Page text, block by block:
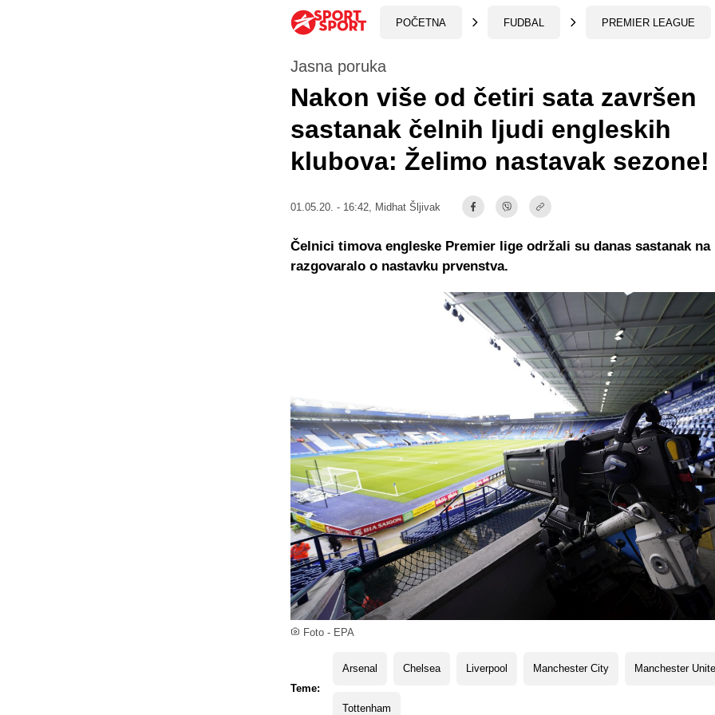
POČETNA FUDBAL PREMIER LEAGUE
Foto - EPA
Jasna poruka
Nakon više od četiri sata završen
sastanak čelnih ljudi engleskih
klubova: Želimo nastavak sezone!
01.05.20. - 16:42, Midhat Šljivak
Teme:
Arsenal Chelsea Liverpool Manchester City Manchester
Tottenham
Čelnici timova engleske Premier lige održali su danas sastanak na
razgovaralo o nastavku prvenstva.